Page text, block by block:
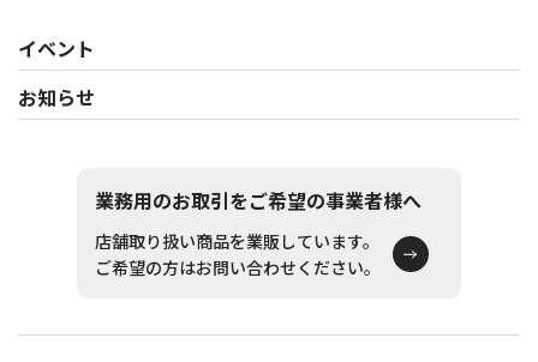
イベント
お知らせ
業務用のお取引をご希望の事業者様へ
店舗取り扱い商品を業販しています。
ご希望の方はお問い合わせください。